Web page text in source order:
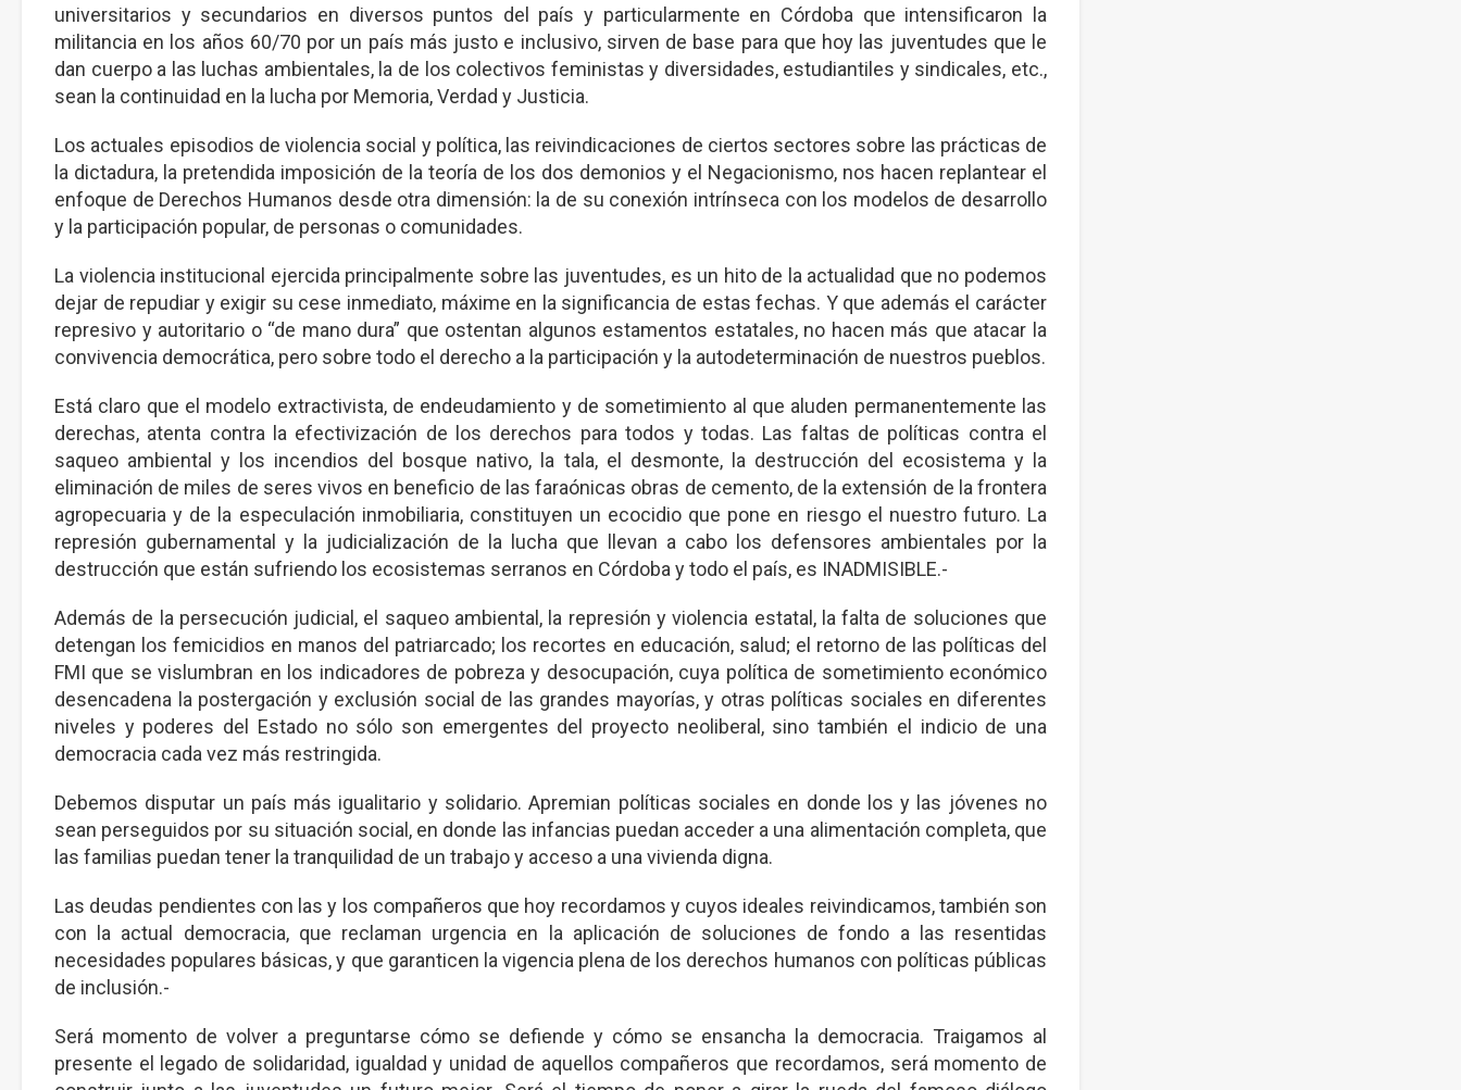
universitarios y secundarios en diversos puntos del país y particularmente en Córdoba que intensificaron la
militancia en los años 60/70 por un país más justo e inclusivo, sirven de base para que hoy las juventudes que le
dan cuerpo a las luchas ambientales, la de los colectivos feministas y diversidades, estudiantiles y sindicales, etc.,
sean la continuidad en la lucha por Memoria, Verdad y Justicia.
Los actuales episodios de violencia social y política, las reivindicaciones de ciertos sectores sobre las prácticas de
la dictadura, la pretendida imposición de la teoría de los dos demonios y el Negacionismo, nos hacen replantear el
enfoque de Derechos Humanos desde otra dimensión: la de su conexión intrínseca con los modelos de desarrollo
y la participación popular, de personas o comunidades.
La violencia institucional ejercida principalmente sobre las juventudes, es un hito de la actualidad que no podemos
dejar de repudiar y exigir su cese inmediato, máxime en la significancia de estas fechas. Y que además el carácter
represivo y autoritario o “de mano dura” que ostentan algunos estamentos estatales, no hacen más que atacar la
convivencia democrática, pero sobre todo el derecho a la participación y la autodeterminación de nuestros pueblos.
Está claro que el modelo extractivista, de endeudamiento y de sometimiento al que aluden permanentemente las
derechas, atenta contra la efectivización de los derechos para todos y todas. Las faltas de políticas contra el
saqueo ambiental y los incendios del bosque nativo, la tala, el desmonte, la destrucción del ecosistema y la
eliminación de miles de seres vivos en beneficio de las faraónicas obras de cemento, de la extensión de la frontera
agropecuaria y de la especulación inmobiliaria, constituyen un ecocidio que pone en riesgo el nuestro futuro. La
represión gubernamental y la judicialización de la lucha que llevan a cabo los defensores ambientales por la
destrucción que están sufriendo los ecosistemas serranos en Córdoba y todo el país, es INADMISIBLE.-
Además de la persecución judicial, el saqueo ambiental, la represión y violencia estatal, la falta de soluciones que
detengan los femicidios en manos del patriarcado; los recortes en educación, salud; el retorno de las políticas del
FMI que se vislumbran en los indicadores de pobreza y desocupación, cuya política de sometimiento económico
desencadena la postergación y exclusión social de las grandes mayorías, y otras políticas sociales en diferentes
niveles y poderes del Estado no sólo son emergentes del proyecto neoliberal, sino también el indicio de una
democracia cada vez más restringida.
Debemos disputar un país más igualitario y solidario. Apremian políticas sociales en donde los y las jóvenes no
sean perseguidos por su situación social, en donde las infancias puedan acceder a una alimentación completa, que
las familias puedan tener la tranquilidad de un trabajo y acceso a una vivienda digna.
Las deudas pendientes con las y los compañeros que hoy recordamos y cuyos ideales reivindicamos, también son
con la actual democracia, que reclaman urgencia en la aplicación de soluciones de fondo a las resentidas
necesidades populares básicas, y que garanticen la vigencia plena de los derechos humanos con políticas públicas
de inclusión.-
Será momento de volver a preguntarse cómo se defiende y cómo se ensancha la democracia. Traigamos al
presente el legado de solidaridad, igualdad y unidad de aquellos compañeros que recordamos, será momento de